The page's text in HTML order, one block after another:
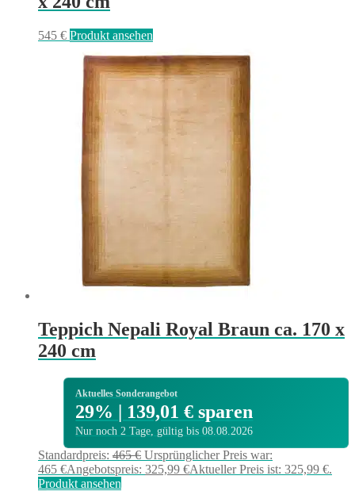
545 € Produkt ansehen
Teppich Nepali Royal Braun ca. 170 x
240 cm
Aktuelles Sonderangebot
29% | 139,01 € sparen
Nur noch 2 Tage, gültig bis 08.08.2026
Standardpreis: 465€ Ursprünglicher Preis war:
465 €Angebotspreis: 325,99 €Aktueller Preis ist: 325,99 €.
Produkt ansehen